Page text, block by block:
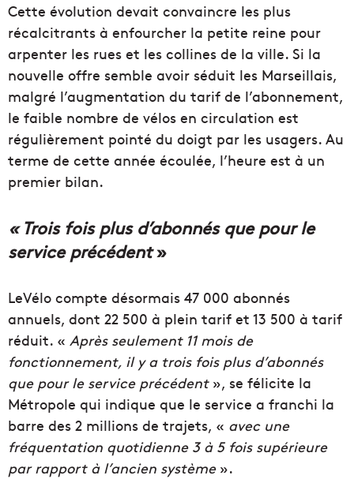
Cette évolution devait convaincre les plus
récalcitrants à enfourcher la petite reine pour
arpenter les rues et les collines de la ville. Si la
nouvelle offre semble avoir séduit les Marseillais,
malgré l’augmentation du tarif de l’abonnement,
le faible nombre de vélos en circulation est
régulièrement pointé du doigt par les usagers. Au
terme de cette année écoulée, l’heure est à un
premier bilan.
« Trois fois plus d’abonnés que pour le
service précédent»
LeVélo compte désormais 47 000 abonnés
annuels, dont 22 500 à plein tarif et 13 500 à tarif
réduit. « Après seulement 11 mois de
fonctionnement, il y a trois fois plus d’abonnés
que pour le service précédent», se félicite la
Métropole qui indique que le service a franchi la
barre des 2 millions de trajets, « avec une
fréquentation quotidienne 3 à 5 fois supérieure
par rapport à l’ancien système».